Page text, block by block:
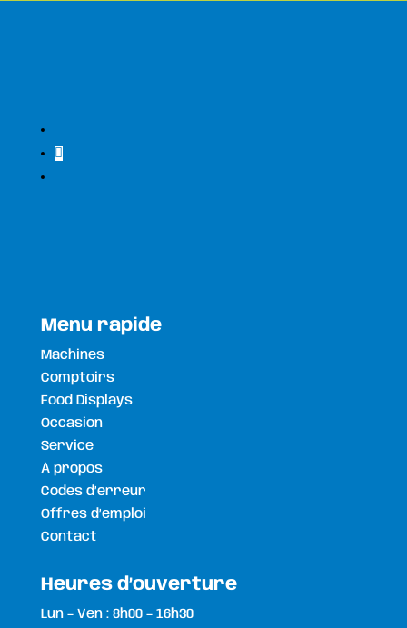
Menu rapide
Machines
Comptoirs
Food Displays
Occasion
Service
À propos
Codes d’erreur
Offres d’emploi
Contact
Heures d’ouverture
Lun – Ven : 8h00 – 16h30